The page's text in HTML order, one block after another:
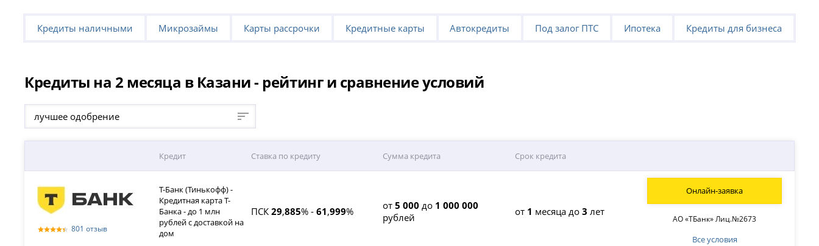
Кредиты наличными Микрозаймы Карты рассрочки Кредитные карты Автокредиты Под залог ПТС Ипотека Кредиты для бизнеса
Кредиты на 2 месяца в Казани - рейтинг и сравнение условий
лучшее одобрение
Кредит Ставка по кредиту Сумма кредита Срок кредита
801 отзыв
Т-Банк (Тинькофф) -
Кредитная карта Т-
Банка - до 1 млн
рублей с доставкой на
дом
ПСК 29,885% - 61,999% от5 000 до 1 000 000
рублей
от 1 месяца до3 лет
Все условия
АО «ТБанк» Лиц.№2673
Онлайн-заявка